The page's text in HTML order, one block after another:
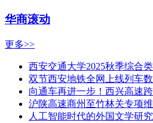
华商滚动
更多>>
西安交通大学2025秋季综合
双节西安地铁全网上线列车
向通车再进一步！西兴高速
沪陕高速商州至竹林关专项
人工智能时代的外国文学研